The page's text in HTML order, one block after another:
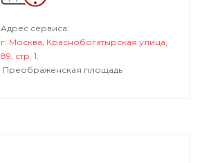
Адрес сервиса:
г. Москва, Краснобогатырская улица,
89, стр. 1.
Преображенская площадь